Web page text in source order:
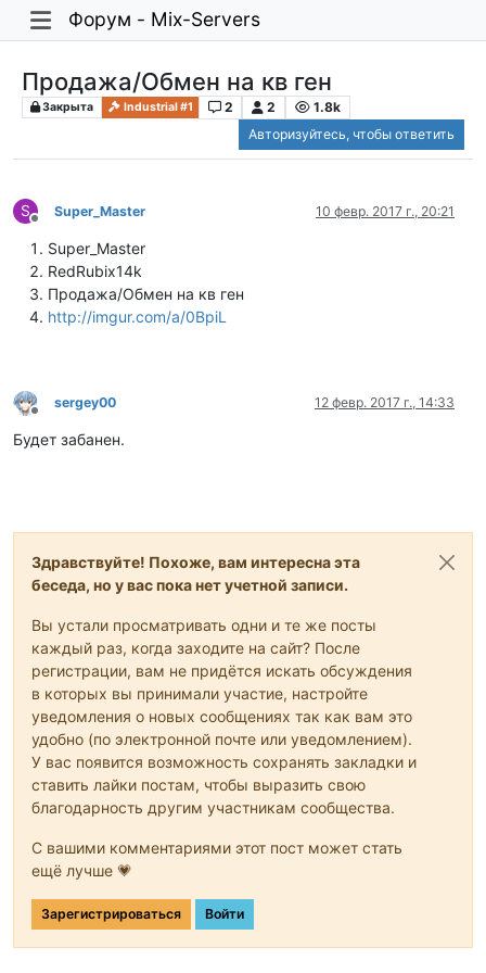
Форум - Mix-Servers
Продажа/Обмен на кв ген
Закрыта Industrial #1 2 2
1.8k
Авторизуйтесь, чтобы ответить
S
Не в сети
Super_Master 10 февр. 2017 г., 20:21
Super_Master
RedRubix14k
Продажа/Обмен на кв ген
http://imgur.com/a/0BpiL
Не в сети
sergey00 12 февр. 2017 г., 14:33
Будет забанен.
Здравствуйте! Похоже, вам интересна эта
беседа, но у вас пока нет учетной записи.
Вы устали просматривать одни и те же посты
каждый раз, когда заходите на сайт? После
регистрации, вам не придётся искать обсуждения
в которых вы принимали участие, настройте
уведомления о новых сообщениях так как вам это
удобно (по электронной почте или уведомлением).
У вас появится возможность сохранять закладки и
ставить лайки постам, чтобы выразить свою
благодарность другим участникам сообщества.
С вашими комментариями этот пост может стать
ещё лучше 💗
Зарегистрироваться Войти